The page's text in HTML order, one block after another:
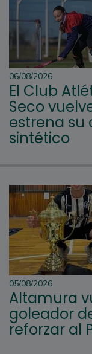
06/08/2026
El Club
Seco
estrena su
sintético
05/08/2026
Altamura
goleador
reforzar al